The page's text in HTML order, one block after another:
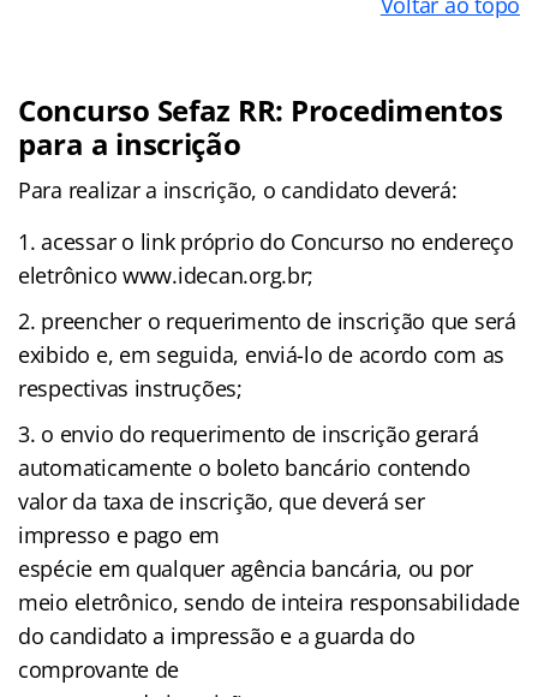
Concurso Sefaz RR: Procedimentos
para a inscrição
Para realizar a inscrição, o candidato deverá:
acessar o link próprio do Concurso no endereço
eletrônico www.idecan.org.br;
preencher o requerimento de inscrição que será
exibido e, em seguida, enviá-lo de acordo com as
respectivas instruções;
o envio do requerimento de inscrição gerará
automaticamente o boleto bancário contendo
valor da taxa de inscrição, que deverá ser
impresso e pago em
espécie em qualquer agência bancária, ou por
meio eletrônico, sendo de inteira responsabilidade
do candidato a impressão e a guarda do
comprovante de